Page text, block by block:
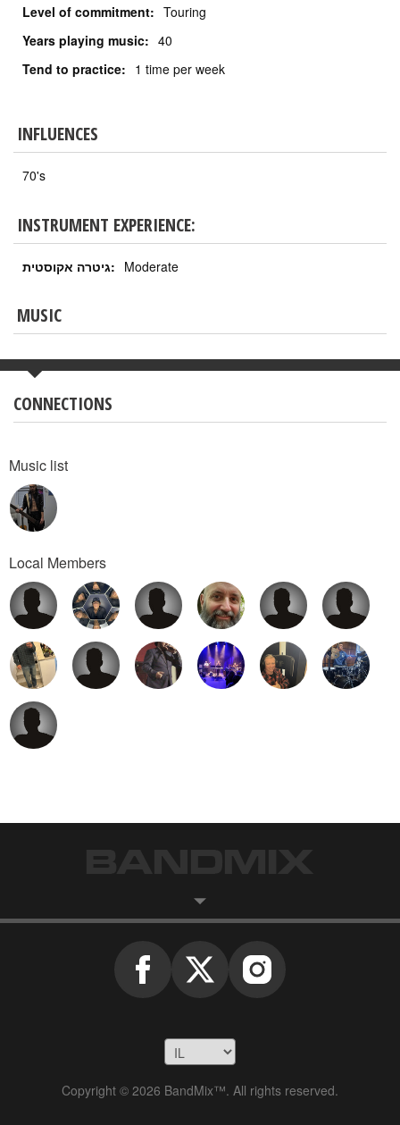
Level of commitment: Touring
Years playing music: 40
Tend to practice: 1 time per week
INFLUENCES
70's
INSTRUMENT EXPERIENCE:
גיטרה אקוסטית: Moderate
MUSIC
CONNECTIONS
Music list
Local Members
Copyright © 2026 BandMix™. All rights reserved.